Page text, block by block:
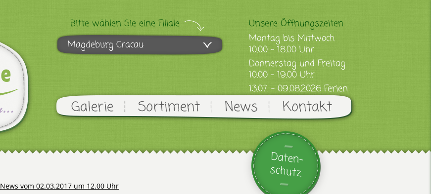
Bitte wählen Sie eine Filiale
Magdeburg Cracau
Galerie Sortiment News Kontakt
Unsere Öffnungszeiten
Montag bis Mittwoch
10.00 - 18.00 Uhr
Donnerstag und Freitag
10.00 - 19.00 Uhr
13.07. - 09.08.2026 Ferien
Daten-
schutz
News vom 02.03.2017 um 12.00 Uhr